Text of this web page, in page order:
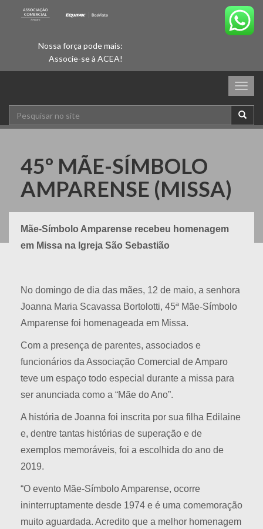
Nossa força pode mais:
Associe-se à ACEA!
45º MÃE-SÍMBOLO
AMPARENSE (MISSA)
Mãe-Símbolo Amparense recebeu homenagem
em Missa na Igreja São Sebastião
No domingo de dia das mães, 12 de maio, a senhora
Joanna Maria Scavassa Bortolotti, 45ª Mãe-Símbolo
Amparense foi homenageada em Missa.
Com a presença de parentes, associados e
funcionários da Associação Comercial de Amparo
teve um espaço todo especial durante a missa para
ser anunciada como a “Mãe do Ano”.
A história de Joanna foi inscrita por sua filha Edilaine
e, dentre tantas histórias de superação e de
exemplos memoráveis, foi a escolhida do ano de
2019.
“O evento Mãe-Símbolo Amparense, ocorre
ininterruptamente desde 1974 e é uma comemoração
muito aguardada. Acredito que a melhor homenagem